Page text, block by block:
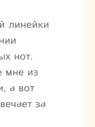
линейки
нот.
мне из
а вот
за